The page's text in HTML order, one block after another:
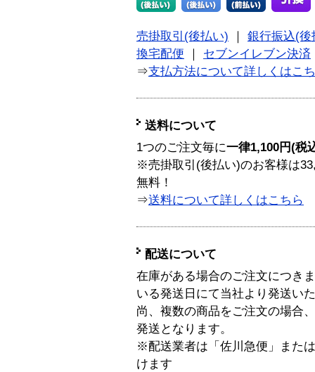
売掛取引(後払い)
銀行振込(後
換宅配便
セブンイレブン決済
⇒支払方法について詳しくはこ
送料について
1つのご注文毎に一律1,100円(税
※売掛取引(後払い)のお客様は
無料！
⇒送料について詳しくはこちら
配送について
在庫がある場合のご注文につき
いる発送日にて当社より発送い
尚、複数の商品をご注文の場合
発送となります。
※配送業者は「佐川急便」また
けます